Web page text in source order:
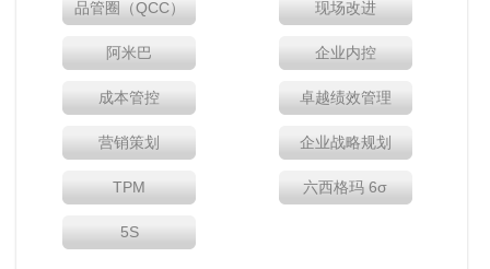
品管圈（QCC） 现场改进
阿米巴 企业内控
成本管控 卓越绩效管理
营销策划 企业战略规划
TPM 六西格玛 6σ
5S